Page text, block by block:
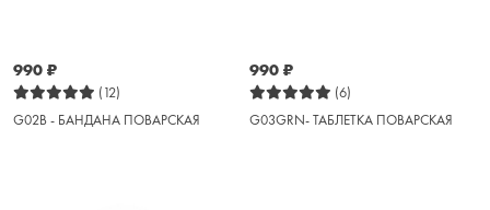
990 ₽
(12)
G02B - БАНДАНА ПОВАРСКАЯ
990 ₽
(6)
G03GRN- ТАБЛЕТКА ПОВАРСКАЯ